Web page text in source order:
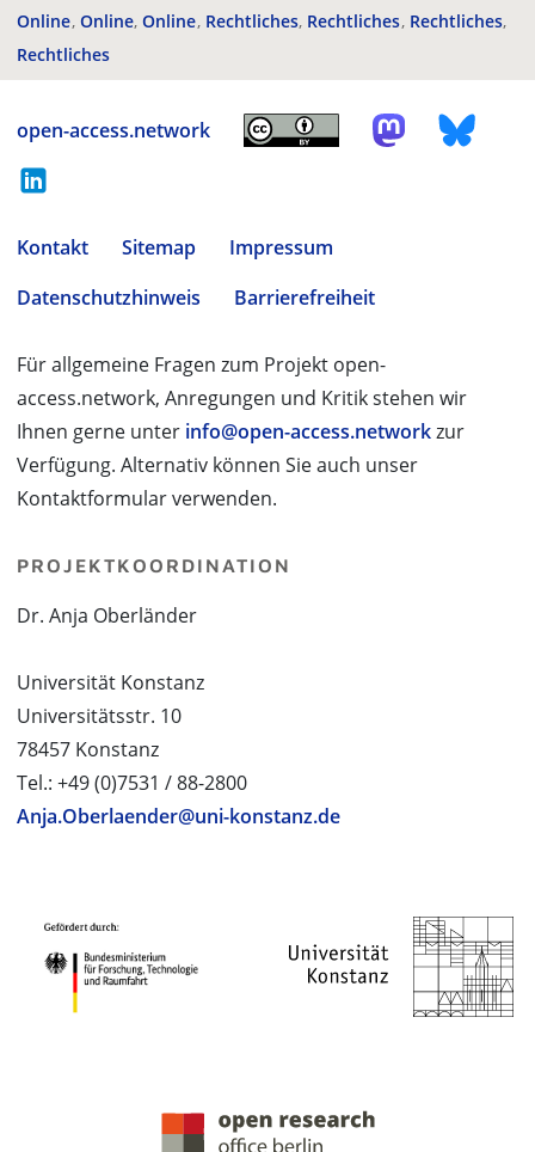
Online Online Online Rechtliches Rechtliches Rechtliches
Rechtliches
open-access.network
Kontakt Sitemap
Impressum
Datenschutzhinweis
Barrierefreiheit
Für allgemeine Fragen zum Projekt open-
access.network, Anregungen und Kritik stehen wir
Ihnen gerne unter info@open-access.networkzur
Verfügung. Alternativ können Sie auch unser
Kontaktformular verwenden.
PROJEKTKOORDINATION
Dr. Anja Oberländer
Universität Konstanz
Universitätsstr. 10
78457 Konstanz
Tel.: +49 (0)7531 / 88-2800
Anja.Oberlaender@uni-konstanz.de